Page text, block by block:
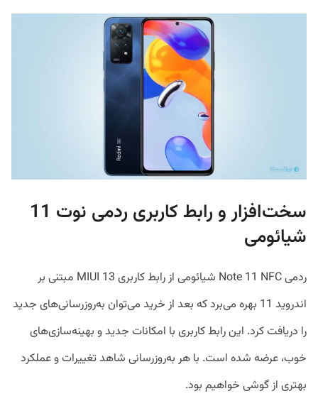
سخت‌افزار و رابط کاربری ردمی نوت 11
شیائومی
ردمی Note 11 NFC شیائومی از رابط کاربری MIUI 13 مبتنی بر
اندروید 11 بهره می‌برد که بعد از خرید می‌توان به‌روزرسانی‌های جدید
را دریافت کرد. این رابط کاربری با امکانات جدید و بهینه‌سازی‌های
خوب، عرضه شده است. با هر به‌روزرسانی شاهد تغییرات و عملکرد
بهتری از گوشی خواهیم بود.